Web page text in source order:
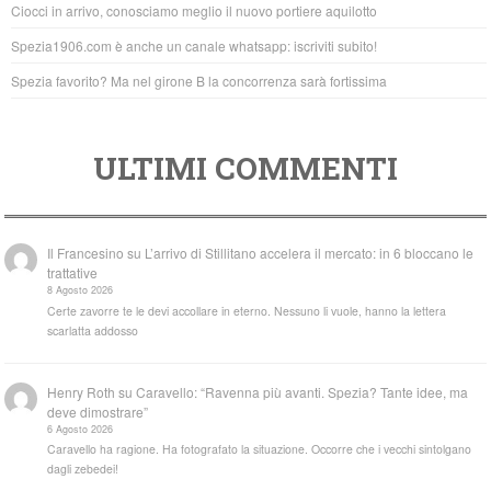
k
Ciocci in arrivo, conosciamo meglio il nuovo portiere aquilotto
Spezia1906.com è anche un canale whatsapp: iscriviti subito!
Spezia favorito? Ma nel girone B la concorrenza sarà fortissima
ULTIMI COMMENTI
Il Francesino su L’arrivo di Stillitano accelera il mercato: in 6 bloccano le
trattative
8 Agosto 2026
Certe zavorre te le devi accollare in eterno. Nessuno li vuole, hanno la lettera
scarlatta addosso
Henry Roth suCaravello: “Ravenna più avanti. Spezia? Tante idee, ma
deve dimostrare”
6 Agosto 2026
Caravello ha ragione. Ha fotografato la situazione. Occorre che i vecchi sintolgano
dagli zebedei!